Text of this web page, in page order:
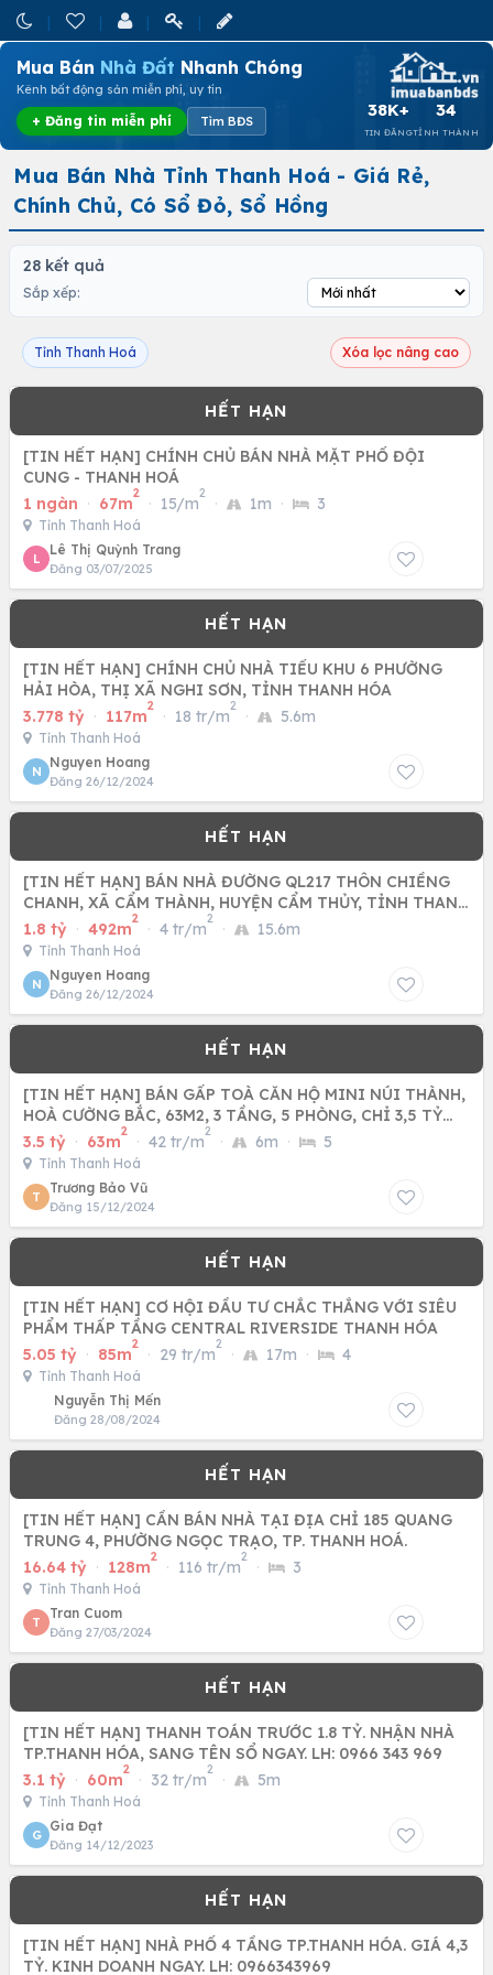
Mua Bán Nhà Đất Nhanh Chóng
Kênh bất động sản miễn phí, uy tín
+ Đăng tin miễn phí Tìm BĐS
38K+
TIN ĐĂNG
34
TỈNH THÀNH
Mua Bán Nhà Tỉnh Thanh Hoá - Giá Rẻ,
Chính Chủ, Có Sổ Đỏ, Sổ Hồng
28 kết quả
Sắp xếp:
Tỉnh Thanh Hoá Xóa lọc nâng cao
[TIN HẾT HẠN] CHÍNH CHỦ BÁN NHÀ MẶT PHỐ ĐỘI
CUNG - THANH HOÁ
1 ngàn · 67m
2
· 15/m
2
· 1m · 3
Tỉnh Thanh Hoá
L
Lê Thị Quỳnh Trang
Đăng 03/07/2025
[TIN HẾT HẠN] CHÍNH CHỦ NHÀ TIỂU KHU 6 PHƯỜNG
HẢI HÒA, THỊ XÃ NGHI SƠN, TỈNH THANH HÓA
3.778 tỷ · 117m
2
· 18 tr/m
2
· 5.6m
Tỉnh Thanh Hoá
N
Nguyen Hoang
Đăng 26/12/2024
[TIN HẾT HẠN] BÁN NHÀ ĐƯỜNG QL217 THÔN CHIỀNG
CHANH, XÃ CẨM THÀNH, HUYỆN CẨM THỦY, TỈNH THANH
HÓA
1.8 tỷ · 492m
2
· 4 tr/m
2
· 15.6m
Tỉnh Thanh Hoá
N
Nguyen Hoang
Đăng 26/12/2024
[TIN HẾT HẠN] BÁN GẤP TOÀ CĂN HỘ MINI NÚI THÀNH,
HOÀ CƯỜNG BẮC, 63M2, 3 TẦNG, 5 PHÒNG, CHỈ 3,5 TỶ
TLCC.
3.5 tỷ · 63m
2
· 42 tr/m
2
· 6m · 5
Tỉnh Thanh Hoá
T
Trương Bảo Vũ
Đăng 15/12/2024
[TIN HẾT HẠN] CƠ HỘI ĐẦU TƯ CHẮC THẮNG VỚI SIÊU
PHẨM THẤP TẦNG CENTRAL RIVERSIDE THANH HÓA
5.05 tỷ · 85m
2
· 29 tr/m
2
· 17m · 4
Tỉnh Thanh Hoá
Nguyễn Thị Mến
Đăng 28/08/2024
[TIN HẾT HẠN] CẦN BÁN NHÀ TẠI ĐỊA CHỈ 185 QUANG
TRUNG 4, PHƯỜNG NGỌC TRẠO, TP. THANH HOÁ.
16.64 tỷ · 128m
2
· 116 tr/m
2
· 3
Tỉnh Thanh Hoá
T
Tran Cuom
Đăng 27/03/2024
[TIN HẾT HẠN] THANH TOÁN TRƯỚC 1.8 TỶ. NHẬN NHÀ
TP.THANH HÓA, SANG TÊN SỔ NGAY. LH: 0966 343 969
3.1 tỷ · 60m
2
· 32 tr/m
2
· 5m
Tỉnh Thanh Hoá
G
Gia Đạt
Đăng 14/12/2023
[TIN HẾT HẠN] NHÀ PHỐ 4 TẦNG TP.THANH HÓA. GIÁ 4,3
TỶ. KINH DOANH NGAY. LH: 0966343969